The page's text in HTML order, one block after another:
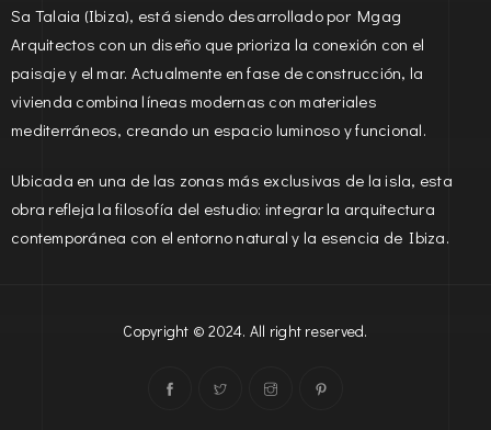
Sa Talaia (Ibiza), está siendo desarrollado por Mgag
Arquitectos con un diseño que prioriza la conexión con el
paisaje y el mar. Actualmente en fase de construcción, la
vivienda combina líneas modernas con materiales
mediterráneos, creando un espacio luminoso y funcional.
Ubicada en una de las zonas más exclusivas de la isla, esta
obra refleja la filosofía del estudio: integrar la arquitectura
contemporánea con el entorno natural y la esencia de Ibiza.
Copyright © 2024. All right reserved.